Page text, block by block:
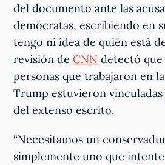
del documento ante las
demócratas, escribiendo en
tengo ni idea de quién está
revisión deCNN detectó que
personas que trabajaron en
Trump estuvieron
del extenso escrito.
“Necesitamos un
simplemente uno que